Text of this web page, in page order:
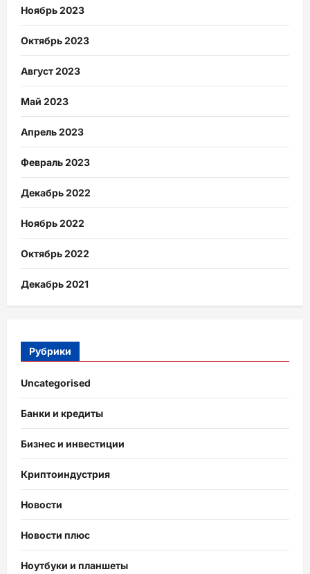
Ноябрь 2023
Октябрь 2023
Август 2023
Май 2023
Апрель 2023
Февраль 2023
Декабрь 2022
Ноябрь 2022
Октябрь 2022
Декабрь 2021
Рубрики
Uncategorised
Банки и кредиты
Бизнес и инвестиции
Криптоиндустрия
Новости
Новости плюс
Ноутбуки и планшеты